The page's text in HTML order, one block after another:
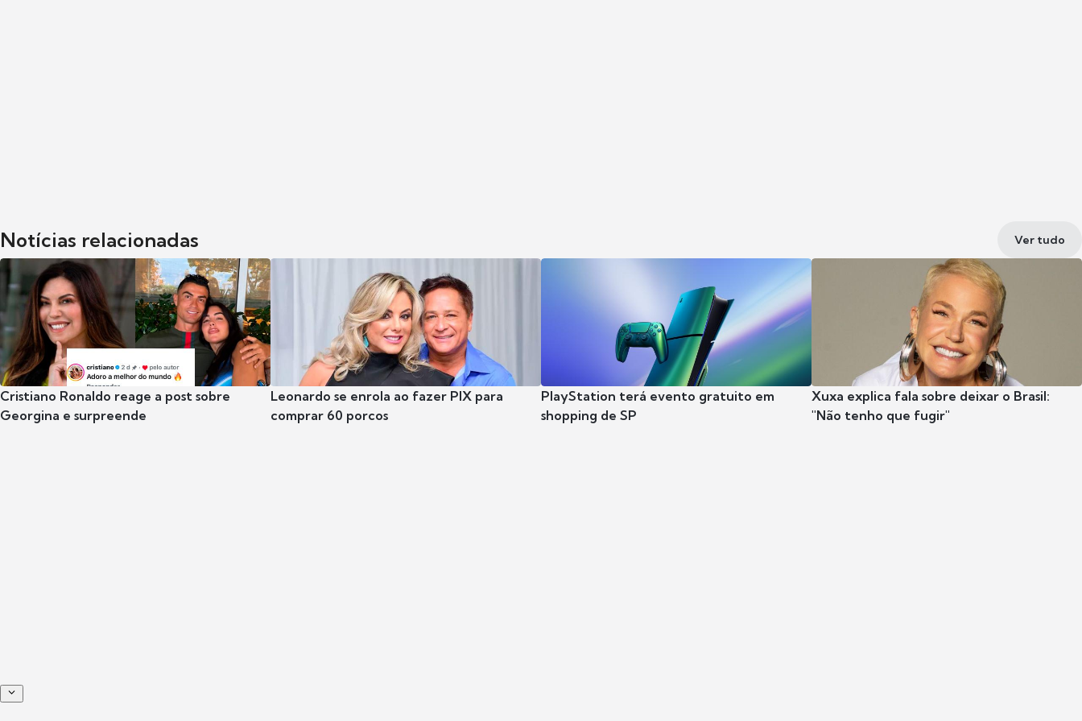
Notícias relacionadas Ver tudo
Cristiano Ronaldo reage a post sobre
Georgina e surpreende
Leonardo se enrola ao fazer PIX para
comprar 60 porcos
PlayStation terá evento gratuito em
shopping de SP
Xuxa explica fala sobre deixar o Brasil:
"Não tenho que fugir"